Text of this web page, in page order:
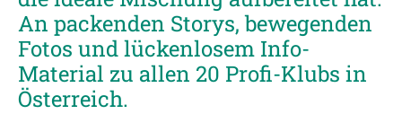
An packenden Storys, bewegenden
Fotos und lückenlosem Info-
Material zu allen 20 Profi-Klubs in
Österreich.